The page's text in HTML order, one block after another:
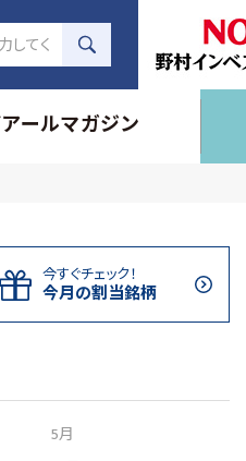
アールマガジン
今すぐチェック！
今月の割当銘柄
5月